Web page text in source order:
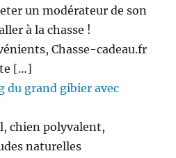
un modérateur de son
à la chasse !
Chasse-cadeau.fr
[…]
du grand gibier avec
chien polyvalent,
naturelles